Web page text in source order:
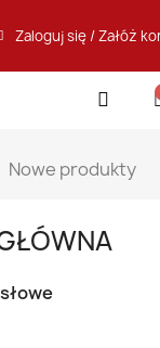
Zaloguj się / Załóż
Nowe produkty